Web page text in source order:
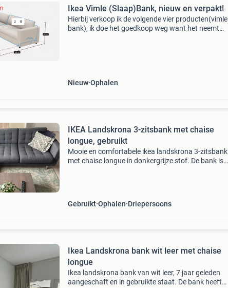
Ikea Vimle (Slaap)Bank, nieuw en verpakt!
Hierbij verkoop ik de volgende vier producten(vimle
bank), ik doe het goedkoop weg want het neemt
Nieuw Ophalen
IKEA Landskrona 3-zitsbank met chaise
longue, gebruikt
Mooie en comfortabele ikea landskrona 3-zitsbank
met chaise longue in donkergrijze stof. De bank is
Gebruikt Ophalen Driepersoons
Ikea Landskrona bank wit leer met chaise
longue
Ikea landskrona bank van wit leer, 7 jaar geleden
aangeschaft en in gebruikte staat. De bank heeft